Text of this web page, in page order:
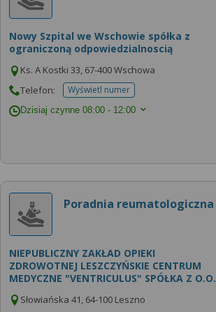
Nowy Szpital we Wschowie spółka z
ograniczoną odpowiedzialnoscią
Ks. A Kostki 33, 67-400 Wschowa
Telefon:
Wyświetl numertelefonu do placowki
Dzisiaj czynne 08:00 - 12:00
Poradnia reumatologiczna
NIEPUBLICZNY ZAKŁAD OPIEKI
ZDROWOTNEJ LESZCZYŃSKIE CENTRUM
MEDYCZNE "VENTRICULUS" SPÓŁKA Z O.O.
Słowiańska 41, 64-100 Leszno